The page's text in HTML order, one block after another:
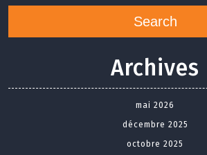
Search
Archives
mai 2026
décembre 2025
octobre 2025